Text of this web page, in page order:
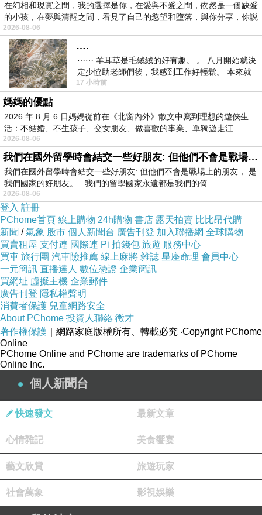
Brian Epstein 去世後，這個結構問題變得更明顯。經理人
的角色不只是處理商業事務，也在某種程度上維持外部秩
序。當這個秩序消失，樂隊成員就要直接面對管理、金
錢、公司和決策問題。Apple Corps 的混亂、經理人選擇
上的分歧、錄音室內部的緊張，都令本來已經分化的關係
更加難以修補。對創作者來說，商業問題不是單純商業問
題，它會把信任問題、控制問題和價值排序全部拉到明面
上。誰可以代表樂隊作決定，誰的判斷值得相信，誰在保
護作品，誰在保護自己，這些問題一旦失去共識，就很難
回到從前。
《Let It Be》時期常被視為關係破裂的象徵，因為它呈現
一隊樂隊在同一個空間裡，卻不再真正處於同一個方向之
中。成員仍然能演奏，甚至仍然能產生好作品，但共同狀
態已經變弱。這正是天才合作最殘酷的地方：能力沒有消
失，作品也未必變差，但合作本身已經失去原來的心理條
件。當每個人都開始把樂隊視為限制，而不是放大器，分
開就是一種結構性的出口。
The Beatles 不能永久維持不代表他們的合作失敗。相
反，正因為他們曾經合作得太成功，才令後來的分裂顯得
不可避免。一隊樂隊若只是依賴一個中心人物，其他人服
從角色，可能反而更容易延續。但 The Beatles 的偉大來
自多個強烈人格之間的互相刺激，這種刺激可以在某段時
間裡生成驚人的作品，卻很難長期維持穩定。差異能創造
能量，也會累積壓力。早期的差異被共同目標整合，後期
的差異則變成各自道路的起點。所以，The Beatles 的分
裂更像一個合作系統完成自己的生命週期。四個人在特定
年齡、特定時代、特定壓力下形成了罕見同步，然後又因
為各自成熟而離開同步。天才合作最珍貴的地方是曾經在
在幻相和現實之間，我的選擇是你，在愛與不愛之間，依然是一個缺愛
的小孩，在夢與清醒之間，看見了自己的慾望和墮落，與你分享，你説
2026-08-06
….
⋯⋯ 羊耳草是毛絨絨的好有趣。 。 八月開始就決
定少協助老師們後，我感到工作好輕鬆。 本來就
不是我的工作啊。 真
17 小時前
媽媽的優點
2026 年 8 月 6 日媽媽從前在《北窗內外》散文中寫到理想的遊俠生
活：不結婚、不生孩子、交女朋友、做喜歡的事業、單獨遊走江
湖⋯⋯，
2026-08-06
我們在國外留學時會結交一些好朋友: 但他們不會是戰場上的朋友
我們在國外留學時會結交一些好朋友: 但他們不會是戰場上的朋友， 是
我們國家的好朋友。 我們的留學國家永遠都是我們的倚
2026-08-06
登入 註冊
PChome首頁 線上購物 24h購物 書店 露天拍賣 比比昂代購
新聞 /氣象 股市 個人新聞台 廣告刊登 加入聯播網 全球購物
買賣租屋 支付連 國際連 Pi 拍錢包 旅遊 服務中心
買車 旅行團 汽車險推薦 線上麻將 雜誌 星座命理 會員中心
一元簡訊 直播達人 數位憑證 企業簡訊
買網址 虛擬主機 企業郵件
廣告刊登 隱私權聲明
消費者保護 兒童網路安全
About PChome 投資人聯絡 徵才
著作權保護 ｜網路家庭版權所有、轉載必究 ‧Copyright PChome
Online
PChome Online and PChome are trademarks of PChome
Online Inc.
個人新聞台
快速發文 最新文章
心情雜記 美食饗宴
藝文欣賞 旅遊玩家
社會萬象 影視娛樂